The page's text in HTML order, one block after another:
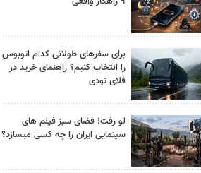
برای سفرهای طولانی کدام اتوبوس
را انتخاب کنیم؟ راهنمای خرید در
فلای تودی
لو رفت! فضای سبز فیلم های
سینمایی ایران را چه کسی میسازد؟